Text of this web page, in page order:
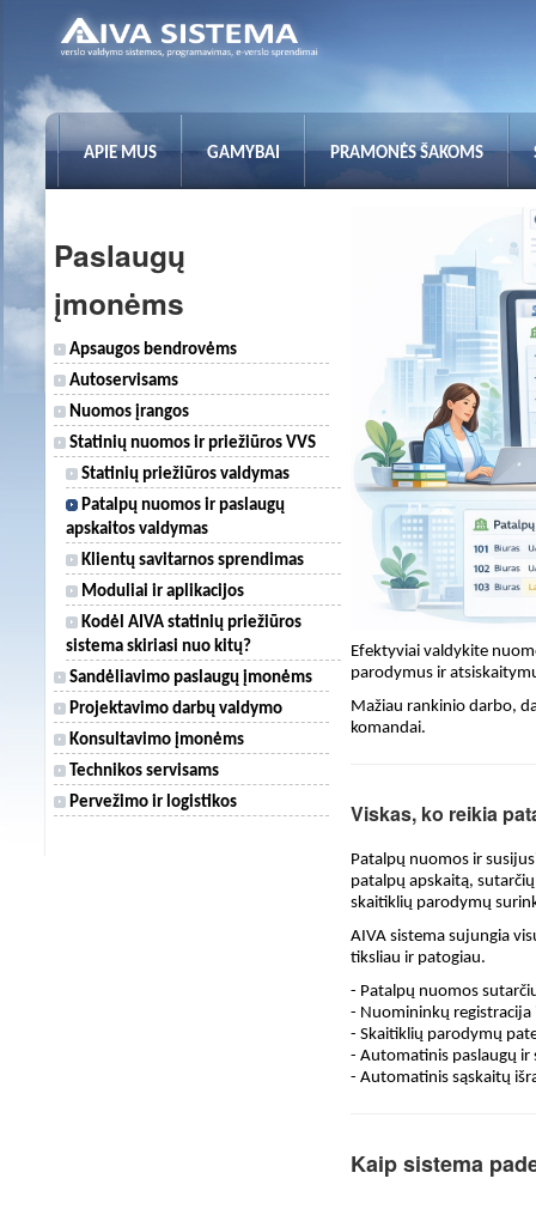
APIE MUS GAMYBAI PRAMONĖS ŠAKOMS
Paslaugų
įmonėms
Apsaugos bendrovėms
Autoservisams
Nuomos įrangos
Statinių nuomos ir priežiūros VVS
Statinių priežiūros valdymas
Patalpų nuomos ir paslaugų
apskaitos valdymas
Klientų savitarnos sprendimas
Moduliai ir aplikacijos
Kodėl AIVA statinių priežiūros
sistema skiriasi nuo kitų?
Sandėliavimo paslaugų įmonėms
Projektavimo darbų valdymo
Konsultavimo įmonėms
Technikos servisams
Pervežimo ir logistikos
Efektyviai valdykite
parodymus ir
Mažiau rankinio darbo,
komandai.
Viskas, ko reikia
Patalpų nuomos ir
patalpų apskaitą,
skaitiklių parodymų
AIVA sistema sujungia
tiksliau ir patogiau.
- Patalpų nuomos
- Nuomininkų
- Skaitiklių parodymų
- Automatinis paslaugų ir
- Automatinis sąskaitų
Kaip sistema